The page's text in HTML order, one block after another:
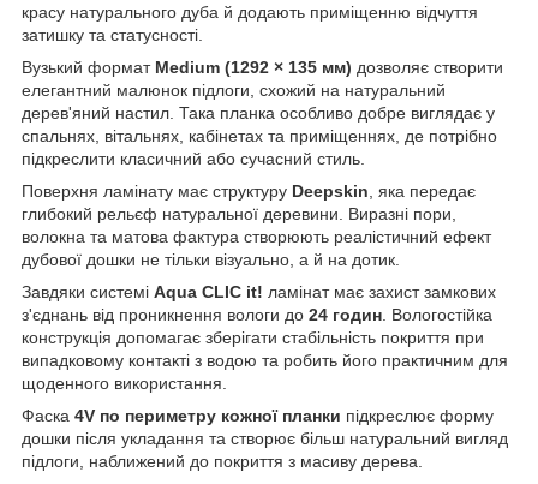
красу натурального дуба й додають приміщенню відчуття
затишку та статусності.
Вузький формат Medium (1292 × 135 мм) дозволяє створити
елегантний малюнок підлоги, схожий на натуральний
дерев'яний настил. Така планка особливо добре виглядає у
спальнях, вітальнях, кабінетах та приміщеннях, де потрібно
підкреслити класичний або сучасний стиль.
Поверхня ламінату має структуру Deepskin , яка передає
глибокий рельєф натуральної деревини. Виразні пори,
волокна та матова фактура створюють реалістичний ефект
дубової дошки не тільки візуально, а й на дотик.
Завдяки системі Aqua CLIC it! ламінат має захист замкових
з'єднань від проникнення вологи до 24 годин . Вологостійка
конструкція допомагає зберігати стабільність покриття при
випадковому контакті з водою та робить його практичним для
щоденного використання.
Фаска 4V по периметру кожної планки підкреслює форму
дошки після укладання та створює більш натуральний вигляд
підлоги, наближений до покриття з масиву дерева.